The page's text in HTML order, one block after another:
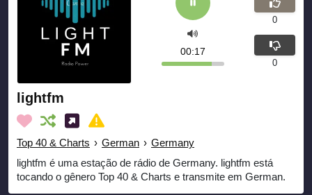
lightfm
Top 40 & Charts › German › Germany
lightfm é uma estação de rádio de Germany. lightfm está
tocando o gênero Top 40 & Charts e transmite em German.
00:17
0
0